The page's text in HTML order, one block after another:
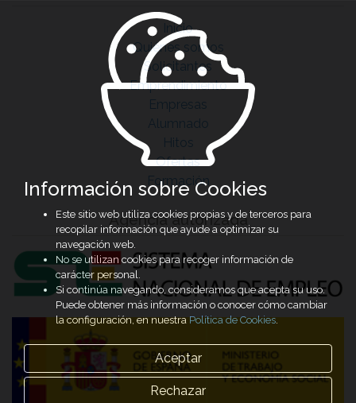
Inicio
Quiénes somos
Solicitantes
Emprendimiento
Empresas
Alumnado
Hitos
Ofertas
Formación
Agencia autorizada
Información sobre Cookies
Este sitio web utiliza cookies propias y de terceros para
recopilar información que ayude a optimizar su
navegación web.
No se utilizan cookies para recoger información de
carácter personal.
Si continúa navegando, consideramos que acepta su uso.
Puede obtener más información o conocer cómo cambiar
la configuración, en nuestraPolítica de Cookies.
Aceptar
Rechazar